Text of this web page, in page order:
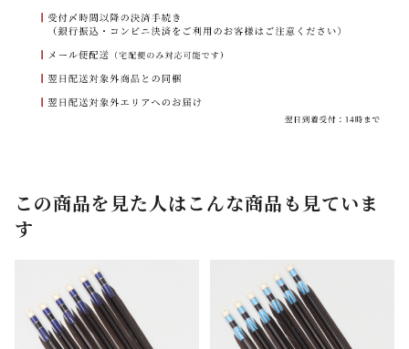
この商品を見た人はこんな商品も見ていま
す